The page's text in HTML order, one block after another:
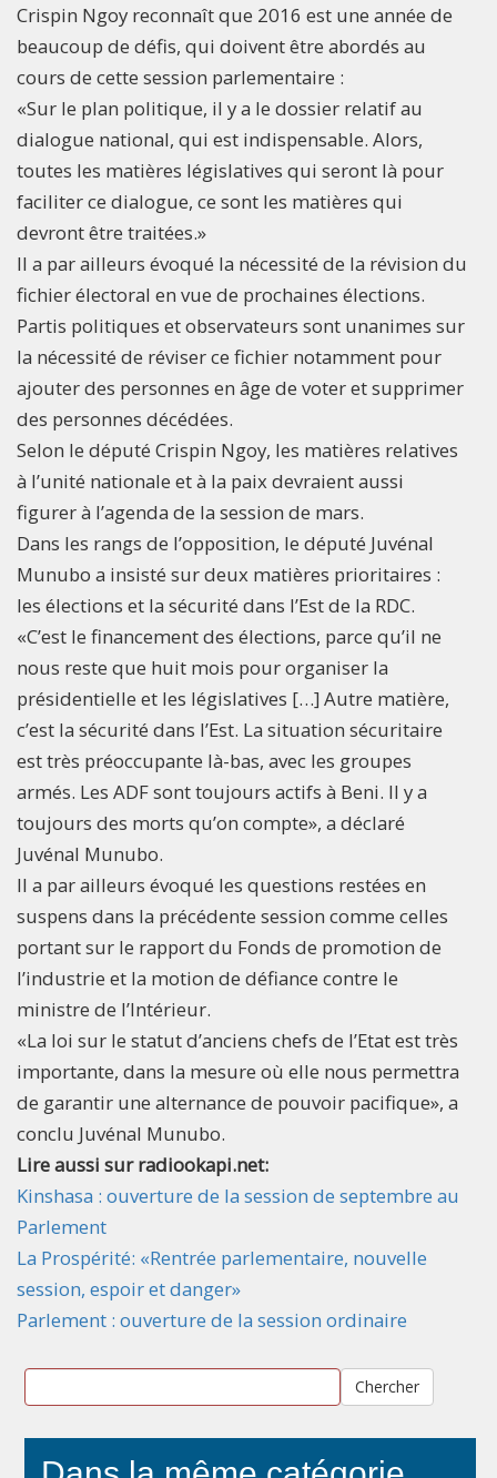
Crispin Ngoy reconnaît que 2016 est une année de
beaucoup de défis, qui doivent être abordés au
cours de cette session parlementaire :
«Sur le plan politique, il y a le dossier relatif au
dialogue national, qui est indispensable. Alors,
toutes les matières législatives qui seront là pour
faciliter ce dialogue, ce sont les matières qui
devront être traitées.»
Il a par ailleurs évoqué la nécessité de la révision du
fichier électoral en vue de prochaines élections.
Partis politiques et observateurs sont unanimes sur
la nécessité de réviser ce fichier notamment pour
ajouter des personnes en âge de voter et supprimer
des personnes décédées.
Selon le député Crispin Ngoy, les matières relatives
à l’unité nationale et à la paix devraient aussi
figurer à l’agenda de la session de mars.
Dans les rangs de l’opposition, le député Juvénal
Munubo a insisté sur deux matières prioritaires :
les élections et la sécurité dans l’Est de la RDC.
«C’est le financement des élections, parce qu’il ne
nous reste que huit mois pour organiser la
présidentielle et les législatives […] Autre matière,
c’est la sécurité dans l’Est. La situation sécuritaire
est très préoccupante là-bas, avec les groupes
armés. Les ADF sont toujours actifs à Beni. Il y a
toujours des morts qu’on compte», a déclaré
Juvénal Munubo.
Il a par ailleurs évoqué les questions restées en
suspens dans la précédente session comme celles
portant sur le rapport du Fonds de promotion de
l’industrie et la motion de défiance contre le
ministre de l’Intérieur.
«La loi sur le statut d’anciens chefs de l’Etat est très
importante, dans la mesure où elle nous permettra
de garantir une alternance de pouvoir pacifique», a
conclu Juvénal Munubo.
Lire aussi sur radiookapi.net:
Kinshasa : ouverture de la session de septembre au
Parlement
La Prospérité: «Rentrée parlementaire, nouvelle
session, espoir et danger»
Parlement : ouverture de la session ordinaire
Chercher